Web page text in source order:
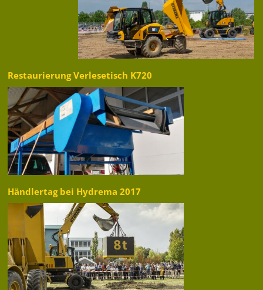
Restaurierung Verlesetisch K720
Händlertag bei Hydrema 2017